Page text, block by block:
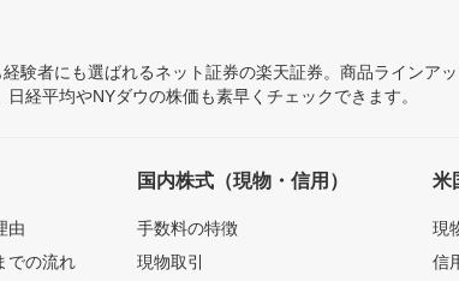
験者にも選ばれるネット証券の楽天証券。商品ラインア
経平均やNYダウの株価も素早くチェックできます。
由
での流れ
国内株式（現物・信用）
手数料の特徴
現物取引
米
現
信